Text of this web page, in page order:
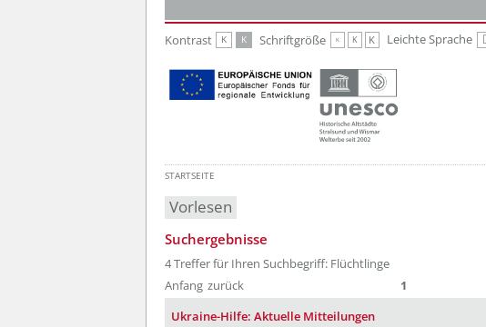
Kontrast K K Schriftgröße K K K Leichte Sprache
STARTSEITE
Vorlesen
Suchergebnisse
4 Treffer für Ihren Suchbegriff: Flüchtlinge
Anfang zurück 1
Ukraine-Hilfe: Aktuelle Mitteilungen